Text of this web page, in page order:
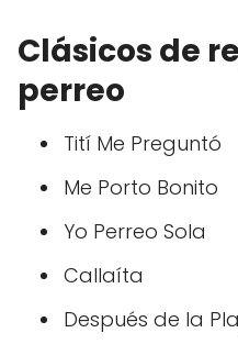
Clásicos de
perreo
Tití Me Preguntó
Me Porto Bonito
Yo Perreo Sola
Callaíta
Después de la